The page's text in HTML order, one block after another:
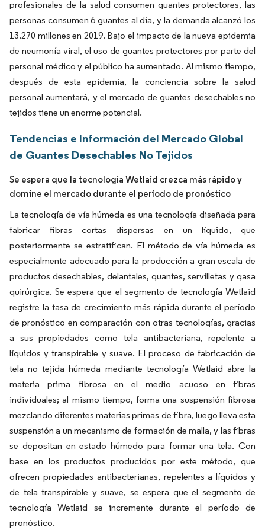
profesionales de la salud consumen guantes protectores, las
personas consumen 6 guantes al día, y la demanda alcanzó los
13.270 millones en 2019. Bajo el impacto de la nueva epidemia
de neumonía viral, el uso de guantes protectores por parte del
personal médico y el público ha aumentado. Al mismo tiempo,
después de esta epidemia, la conciencia sobre la salud
personal aumentará, y el mercado de guantes desechables no
tejidos tiene un enorme potencial.
Tendencias e Información del Mercado Global
de Guantes Desechables No Tejidos
Se espera que la tecnología Wetlaid crezca más rápido y
domine el mercado durante el período de pronóstico
La tecnología de vía húmeda es una tecnología diseñada para
fabricar fibras cortas dispersas en un líquido, que
posteriormente se estratifican. El método de vía húmeda es
especialmente adecuado para la producción a gran escala de
productos desechables, delantales, guantes, servilletas y gasa
quirúrgica. Se espera que el segmento de tecnología Wetlaid
registre la tasa de crecimiento más rápida durante el período
de pronóstico en comparación con otras tecnologías, gracias
a sus propiedades como tela antibacteriana, repelente a
líquidos y transpirable y suave. El proceso de fabricación de
tela no tejida húmeda mediante tecnología Wetlaid abre la
materia prima fibrosa en el medio acuoso en fibras
individuales; al mismo tiempo, forma una suspensión fibrosa
mezclando diferentes materias primas de fibra, luego lleva esta
suspensión a un mecanismo de formación de malla, y las fibras
se depositan en estado húmedo para formar una tela. Con
base en los productos producidos por este método, que
ofrecen propiedades antibacterianas, repelentes a líquidos y
de tela transpirable y suave, se espera que el segmento de
tecnología Wetlaid se incremente durante el período de
pronóstico.